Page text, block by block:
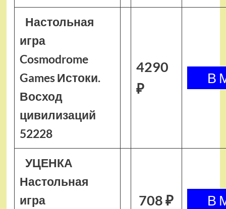
Настольная
игра
Cosmodrome
Games Истоки.
Восход
цивилизаций
52228
4290
₽
УЦЕНКА
Настольная
игра
708 ₽